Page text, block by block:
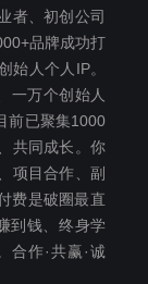
者、初创公司
品牌成功打
始人个人IP。
一万个创始人
前已聚集1000
共同成长。你
项目合作、副
费是破圈最‬直
到钱、终身学
合作·共赢·诚